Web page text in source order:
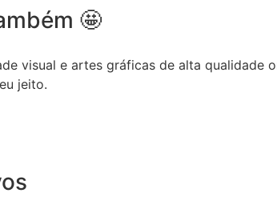
🤩
visual e artes gráficas de alta qualidade
jeito.